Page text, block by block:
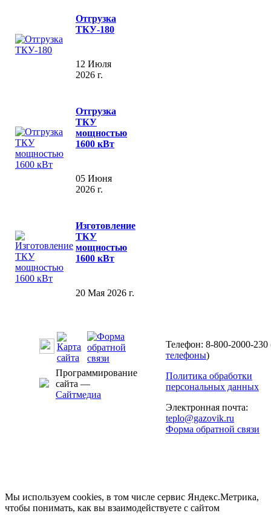
Отгрузка
ТКУ-180
12 Июля
2026 г.
Отгрузка
ТКУ
мощностью
1600 кВт
05 Июня
2026 г.
Изготовление
ТКУ
мощностью
1600 кВт
20 Мая 2026 г.
Программирование
сайта —
Сайтмедиа
Телефон: 8-800-2000-230
телефоны)
Политика обработки
персональных данных
Электронная почта:
teplo@gazovik.ru
Форма обратной связи
Мы используем cookies, в том числе сервис Яндекс.Метрика,
чтобы понимать, как вы взаимодействуете с сайтом